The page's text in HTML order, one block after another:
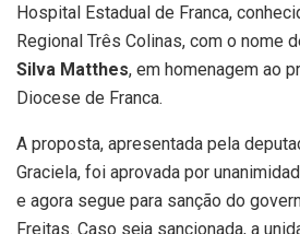
Hospital Estadual de Franca,
Regional Três Colinas, com o nome
Silva Matthes, em homenagem ao
Diocese de Franca.
A proposta, apresentada pela
Graciela, foi aprovada por
e agora segue para sanção do
Freitas. Caso seja sancionada, a